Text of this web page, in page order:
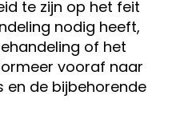
te zijn op het feit
nodig heeft,
of het
vooraf naar
en de bijbehorende